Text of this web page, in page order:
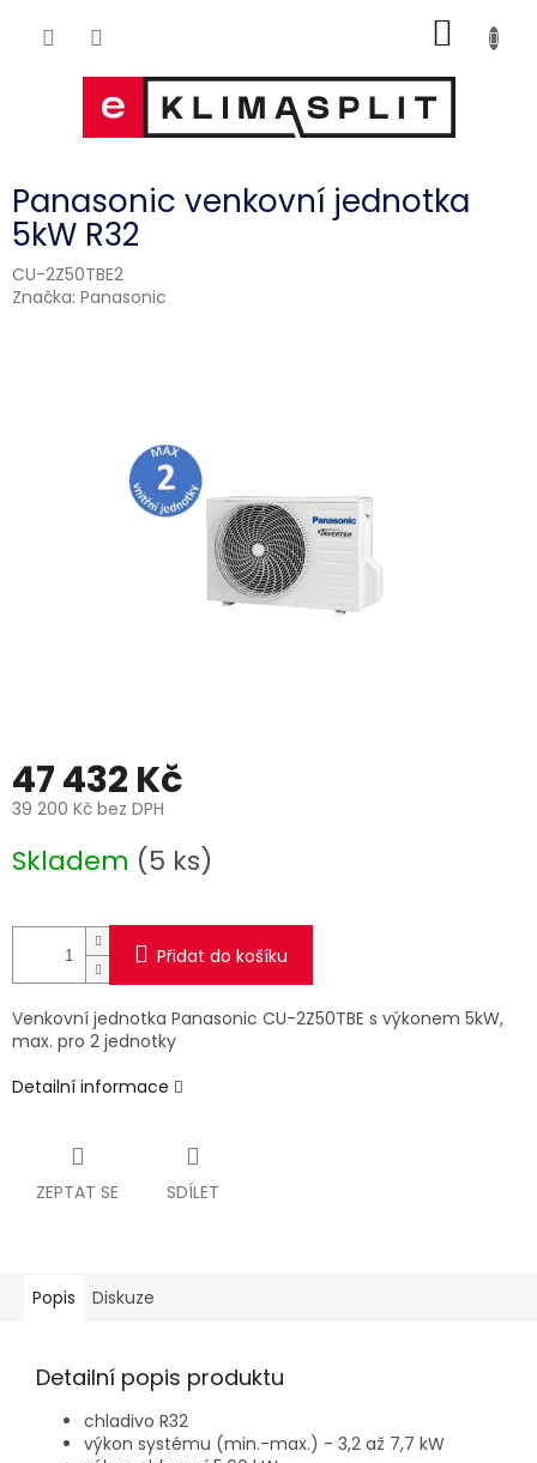
KOŠÍK
Panasonic venkovní jednotka
5kW R32
CU-2Z50TBE2
Značka: Panasonic
47 432 Kč
39 200 Kč bez DPH
cena:
Skladem (5 ks)
Přidat do košíku
Venkovní jednotka Panasonic CU-2Z50TBE s výkonem 5kW,
max. pro 2 jednotky
Detailní informace
ZEPTAT SE SDÍLET
Popis Diskuze
Detailní popis produktu
chladivo R32
výkon systému (min.-max.) - 3,2 až 7,7 kW